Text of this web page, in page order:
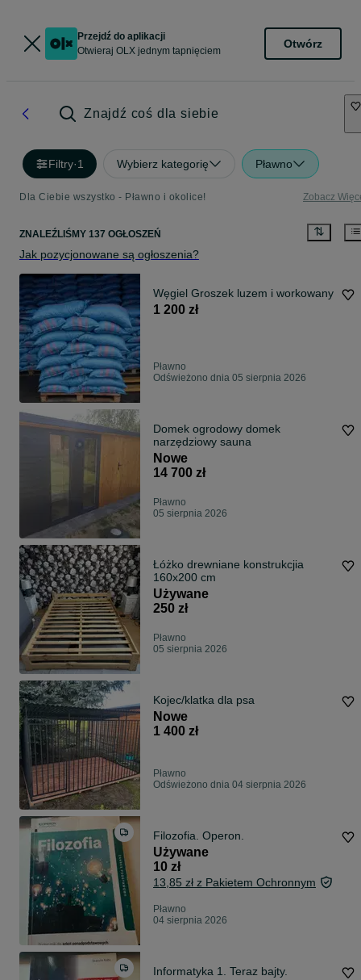
Przejdź do aplikacji
Otwieraj OLX jednym tapnięciem
Otwórz
Znajdź coś dla siebie
Filtry·1 Wybierz kategorię Pławno
Dla Ciebie wszystko - Pławno i okolice! Zobacz
ZNALEŹLIŚMY 137 OGŁOSZEŃ
Jak pozycjonowane są ogłoszenia?
Węgiel Groszek luzem i workowany
1 200 zł
Pławno
Odświeżono dnia 05 sierpnia 2026
Domek ogrodowy domek
narzędziowy sauna
Nowe
14 700 zł
Pławno
05 sierpnia 2026
Łóżko drewniane konstrukcjia
160x200 cm
Używane
250 zł
Pławno
05 sierpnia 2026
Kojec/klatka dla psa
Nowe
1 400 zł
Pławno
Odświeżono dnia 04 sierpnia 2026
Filozofia. Operon.
Używane
10 zł
13,85 zł z Pakietem Ochronnym
Pławno
04 sierpnia 2026
Informatyka 1. Teraz bajty.